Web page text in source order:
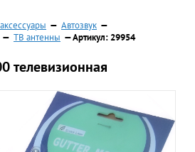
— Автозвук —
— ТВ антенны — Артикул: 29954
телевизионная